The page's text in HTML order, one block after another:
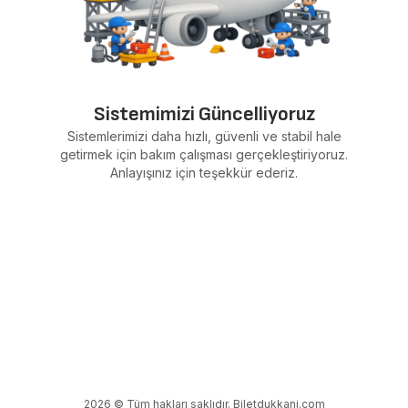
Sistemimizi Güncelliyoruz
Sistemlerimizi daha hızlı, güvenli ve stabil hale
getirmek için bakım çalışması gerçekleştiriyoruz.
Anlayışınız için teşekkür ederiz.
2026 © Tüm hakları saklıdır. Biletdukkani.com